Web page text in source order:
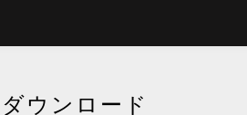
ウンロード